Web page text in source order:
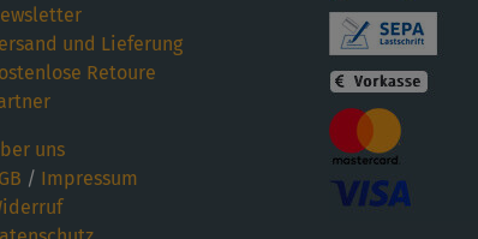
und Lieferung
Retoure
uns
/ Impressum